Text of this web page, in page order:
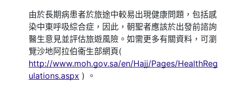
由於長期病患者於旅途中較易出現健康問題，包括感
染中東呼吸綜合症，因此，朝聖者應該於出發前諮詢
醫生意見並評估旅遊風險。如需更多有關資料，可瀏
覽沙地阿拉伯衞生部網頁(
http://www.moh.gov.sa/en/Hajj/Pages/HealthReg
ulations.aspx ) 。